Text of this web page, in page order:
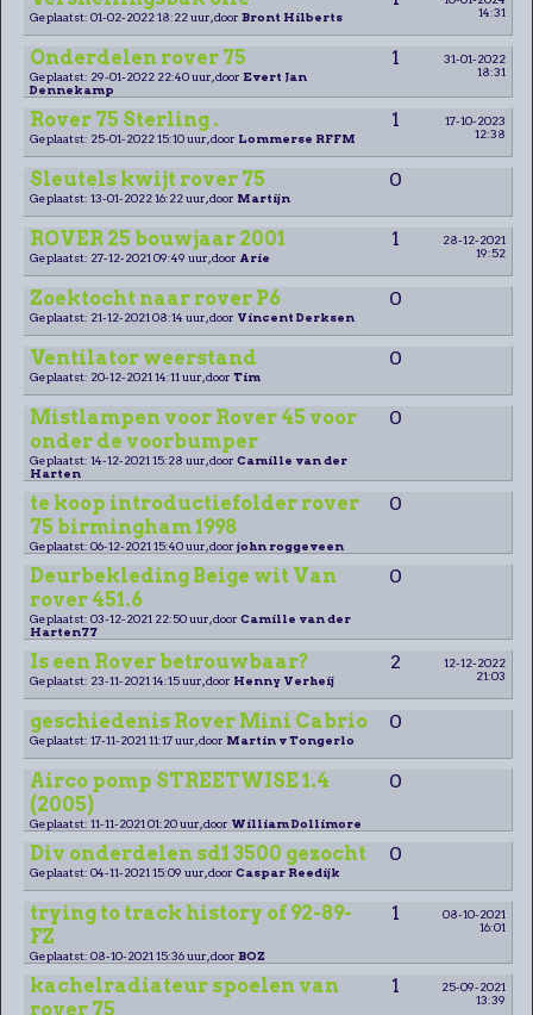
14:31
Geplaatst: 01-02-2022 18:22 uur, door Bront Hilberts
Onderdelen rover 75 1
31-01-2022
18:31
Geplaatst: 29-01-2022 22:40 uur, door Evert Jan
Dennekamp
Rover 75 Sterling . 1
17-10-2023
12:38
Geplaatst: 25-01-2022 15:10 uur, door Lommerse RFFM
Sleutels kwijt rover 75 0
Geplaatst: 13-01-2022 16:22 uur, door Martijn
ROVER 25 bouwjaar 2001 1
28-12-2021
19:52
Geplaatst: 27-12-2021 09:49 uur, door Arie
Zoektocht naar rover P6 0
Geplaatst: 21-12-2021 08:14 uur, door Vincent Derksen
Ventilator weerstand 0
Geplaatst: 20-12-2021 14:11 uur, door Tim
Mistlampen voor Rover 45 voor
onder de voorbumper
0
Geplaatst: 14-12-2021 15:28 uur, door Camille van der
Harten
te koop introductiefolder rover
75 birmingham 1998
0
Geplaatst: 06-12-2021 15:40 uur, door john roggeveen
Deurbekleding Beige wit Van
rover 451.6
0
Geplaatst: 03-12-2021 22:50 uur, door Camille van der
Harten77
Is een Rover betrouwbaar? 2
12-12-2022
21:03
Geplaatst: 23-11-2021 14:15 uur, door Henny Verheij
geschiedenis Rover Mini Cabrio 0
Geplaatst: 17-11-2021 11:17 uur, door Martin v Tongerlo
Airco pomp STREETWISE 1.4
(2005)
0
Geplaatst: 11-11-2021 01:20 uur, door William Dollimore
Div onderdelen sd1 3500 gezocht 0
Geplaatst: 04-11-2021 15:09 uur, door Caspar Reedijk
trying to track history of 92-89-
FZ
1
08-10-2021
16:01
Geplaatst: 08-10-2021 15:36 uur, door BOZ
kachelradiateur spoelen van
rover 75
1
25-09-2021
13:39